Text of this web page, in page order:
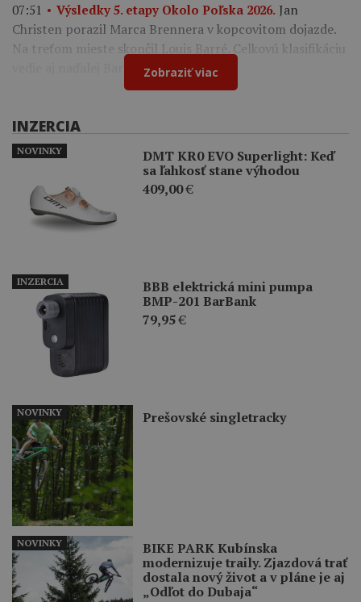
07:51 Výsledky 5. etapy Okolo Poľska 2026. Jan
Christen porazil Marca Brennera v kopcovitom dojazde.
Na treťom mieste skončil Louis Barré. Celkovú klasifikáciu
vedie aj naďalej Bart Lemmen.
Zobraziť viac
INZERCIA
DMT KR0 EVO Superlight: Keď
sa ľahkosť stane výhodou
409,00€
NOVINKY
BBB elektrická mini pumpa
BMP-201 BarBank
79,95€
INZERCIA
Prešovské singletracky
NOVINKY
BIKE PARK Kubínska
modernizuje traily. Zjazdová trať
dostala nový život a v pláne je aj
„Odľot do Dubaja“
NOVINKY